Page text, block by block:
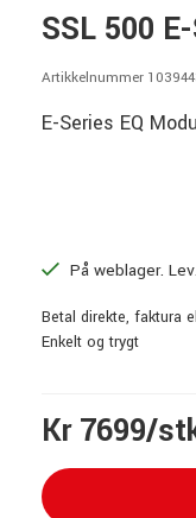
SSL 500
Artikkelnummer
E-Series EQ
På weblager.
Betal direkte, faktura
Enkelt og trygt
Kr 7699/